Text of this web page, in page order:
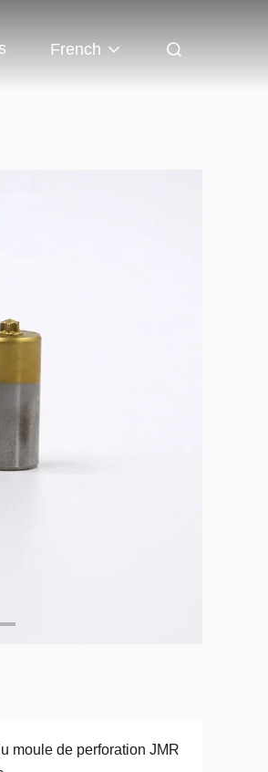
French
moule de perforation JMR